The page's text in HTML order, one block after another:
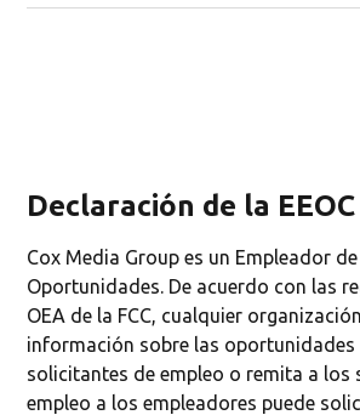
Declaración de la EEOC
Cox Media Group es un Empleador
Oportunidades. De acuerdo con las
OEA de la FCC, cualquier
información sobre las oportunidades
solicitantes de empleo o remita a los
empleo a los empleadores puede